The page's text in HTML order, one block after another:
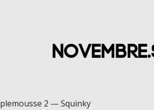
2 — Squinky